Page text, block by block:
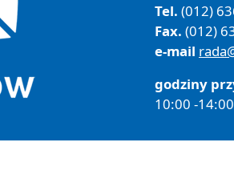
Tel. (012)
Fax. (012)
e-mail
godziny
10:00 -14:00